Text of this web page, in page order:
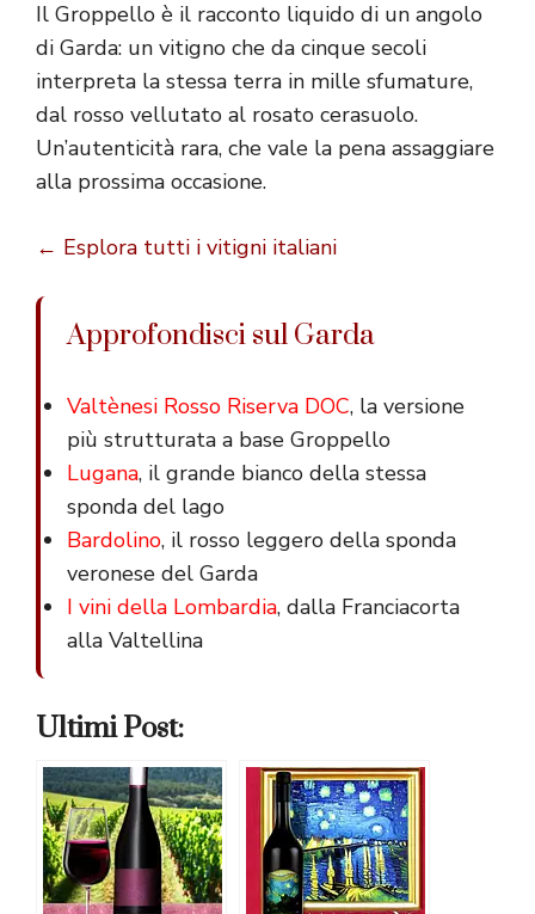
Il Groppello è il racconto liquido di un angolo
di Garda: un vitigno che da cinque secoli
interpreta la stessa terra in mille sfumature,
dal rosso vellutato al rosato cerasuolo.
Un’autenticità rara, che vale la pena assaggiare
alla prossima occasione.
← Esplora tutti i vitigni italiani
Approfondisci sul Garda
Valtènesi Rosso Riserva DOC, la versione
più strutturata a base Groppello
Lugana, il grande bianco della stessa
sponda del lago
Bardolino, il rosso leggero della sponda
veronese del Garda
I vini della Lombardia, dalla Franciacorta
alla Valtellina
Ultimi Post: